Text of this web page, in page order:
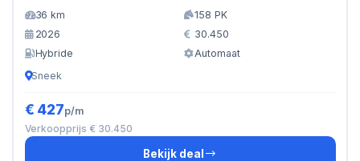
36 km
158 PK
2026
30.450
Hybride
Automaat
Sneek
€ 427p/m
Verkoopprijs € 30.450
Bekijk deal